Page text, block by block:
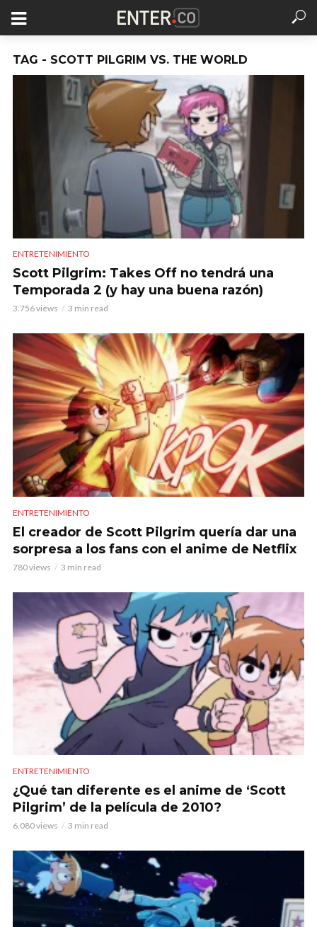
TAG - SCOTT PILGRIM VS. THE WORLD
ENTRETENIMIENTO
Scott Pilgrim: Takes Off no tendrá una
Temporada 2 (y hay una buena razón)
3.756 views 3 min read
ENTRETENIMIENTO
El creador de Scott Pilgrim quería dar una
sorpresa a los fans con el anime de Netflix
780 views 3 min read
ENTRETENIMIENTO
¿Qué tan diferente es el anime de ‘Scott
Pilgrim’ de la película de 2010?
6.080 views 3 min read